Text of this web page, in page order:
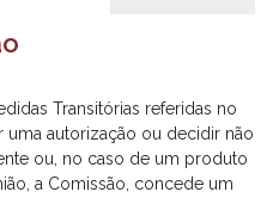
Transitórias referidas no
uma autorização ou decidir não
ou, no caso de um produto
a Comissão, concede um